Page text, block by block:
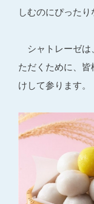
しむのにぴったり
シャトレーゼは
ただくために、
けして参ります。